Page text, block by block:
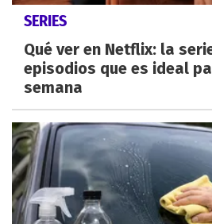
SERIES
Qué ver en Netflix: la
episodios que es ideal
semana